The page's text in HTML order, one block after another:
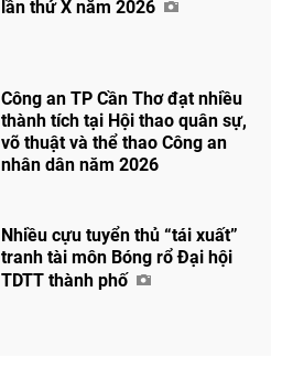
lần thứ X năm 2026
Công an TP Cần Thơ đạt nhiều
thành tích tại Hội thao quân sự,
võ thuật và thể thao Công an
nhân dân năm 2026
Nhiều cựu tuyển thủ “tái xuất”
tranh tài môn Bóng rổ Đại hội
TDTT thành phố